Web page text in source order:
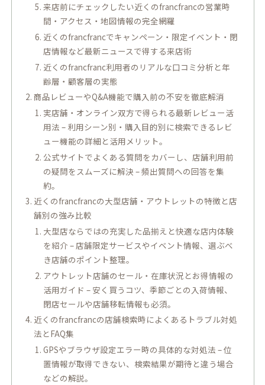
来店前にチェックしたい近くのfrancfrancの営業時
間・アクセス・地図情報の完全網羅
近くのfrancfrancでキャンペーン・限定イベント・閉
店情報など最新ニュースで得する来店術
近くのfrancfranc利用者のリアルな口コミ分析と年
齢層・顧客層の実態
商品レビューやQ&A機能で購入前の不安を徹底解消
実店舗・オンライン双方で得られる最新レビュー活
用法 – 利用シーン別・購入目的別に検索できるレビ
ュー機能の詳細と活用メリット。
公式サイトでよくある質問をカバーし、店舗利用前
の疑問をスムーズに解決 – 頻出質問への回答を集
約。
近くのfrancfrancの大型店舗・アウトレットの特徴と店
舗別の強み比較
大型店ならではの充実した品揃えと快適な店内体験
を紹介 – 店舗限定サービスやイベント情報、選ぶべ
き店舗のポイント整理。
アウトレット店舗のセール・在庫状況とお得情報の
活用ガイド – 安く買うコツ、季節ごとの入荷情報、
閉店セールや店舗移転情報も必須。
近くのfrancfrancの店舗検索時によくあるトラブル対処
法とFAQ集
GPSやブラウザ設定エラー時の具体的な対処法 – 位
置情報が取得できない、検索結果が期待と違う場合
などの解説。